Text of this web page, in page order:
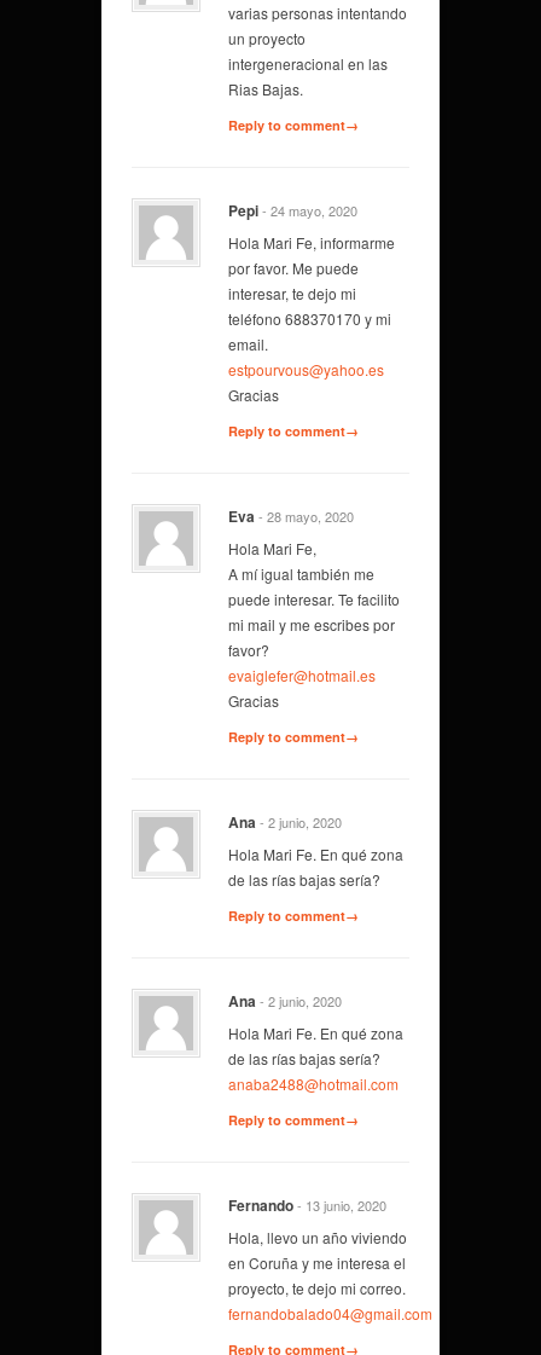
varias personas intentando
un proyecto
intergeneracional en las
Rias Bajas.
Reply to comment→
Pepi- 24 mayo, 2020
Hola Mari Fe, informarme
por favor. Me puede
interesar, te dejo mi
teléfono 688370170 y mi
email.
estpourvous@yahoo.es
Gracias
Reply to comment→
Eva- 28 mayo, 2020
Hola Mari Fe,
A mí igual también me
puede interesar. Te facilito
mi mail y me escribes por
favor?
evaiglefer@hotmail.es
Gracias
Reply to comment→
Ana- 2 junio, 2020
Hola Mari Fe. En qué zona
de las rías bajas sería?
Reply to comment→
Ana- 2 junio, 2020
Hola Mari Fe. En qué zona
de las rías bajas sería?
anaba2488@hotmail.com
Reply to comment→
Fernando- 13 junio, 2020
Hola, llevo un año viviendo
en Coruña y me interesa el
proyecto, te dejo mi correo.
fernandobalado04@gmail.com
Reply to comment→